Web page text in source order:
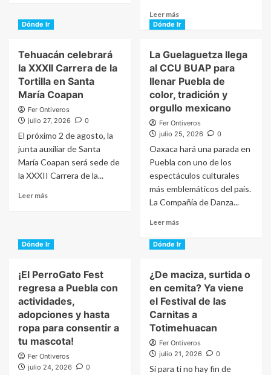
De
El
Silencio
a
Luis
Ángel
“El
Flaco”:
así
se
pondrá
de
Seco
Leer másRead
more
Kings,
Ángeles
Azules
y
Cardenales
a
Feria
de
Coronango
2026
Dónde Ir
Tehuacán celebrará
la XXXII Carrera de la
Tortilla en Santa
María Coapan
Fer Ontiveros
julio 27, 2026
0
El próximo 2 de agosto, la
junta auxiliar de Santa
María Coapan será sede de
la XXXII Carrera de la...
Leer más
celebrará
la
Carrera
de
la
Tortilla
en
Santa
María
Coapan
Dónde Ir
La Guelaguetza llega
al CCU BUAP para
llenar Puebla de
color, tradición y
orgullo mexicano
Fer Ontiveros
julio 25, 2026
0
Oaxaca hará una parada en
Puebla con uno de los
espectáculos culturales
más emblemáticos del país.
La Compañía de Danza...
Leer másRead
about
llega
al
CCU
BUAP
para
Puebla
de
color,
Dónde Ir
¡El PerroGato Fest
regresa a Puebla con
actividades,
adopciones y hasta
ropa para consentir a
tu mascota!
Fer Ontiveros
julio 24, 2026
0
Dónde Ir
¿De maciza, surtida o
en cemita? Ya viene
el Festival de las
Carnitas a
Totimehuacan
Fer Ontiveros
julio 21, 2026
0
Si para ti no hay fin de